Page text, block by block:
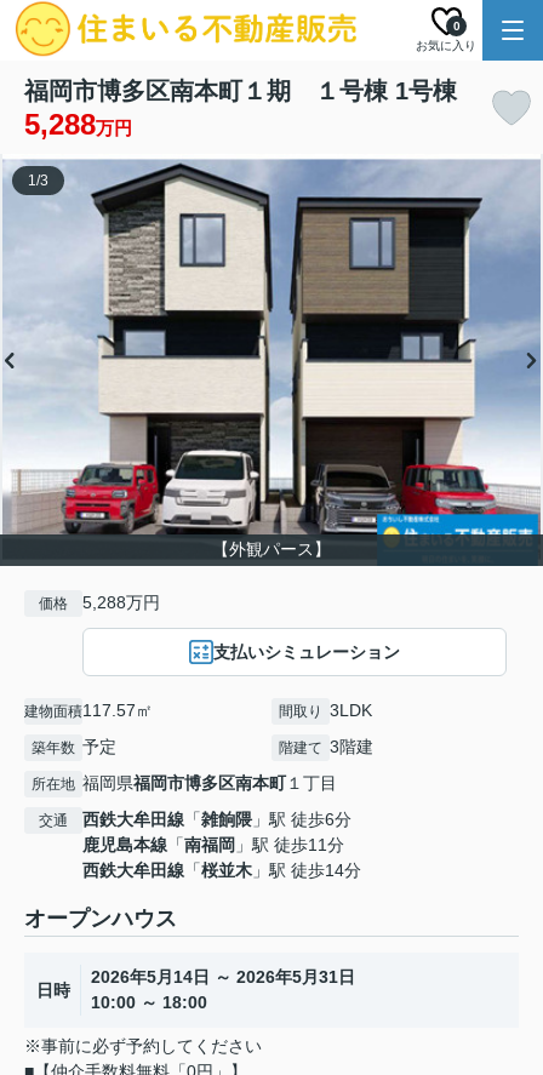
お気に入り
0
福岡市博多区南本町１期 １号棟 1号棟
5,288万円
【外観パース】
1/3
価格 5,288万円
支払いシミュレーション
建物面積117.57㎡ 間取り 3LDK
築年数 予定 階建て 3階建
所在地 福岡県福岡市博多区南本町１丁目
交通 西鉄大牟田線 「雑餉隈 」駅 徒歩6分
鹿児島本線 「南福岡 」駅 徒歩11分
西鉄大牟田線 「桜並木 」駅 徒歩14分
オープンハウス
日時
2026年5月14日 ～ 2026年5月31日
10:00 ～ 18:00
※事前に必ず予約してください